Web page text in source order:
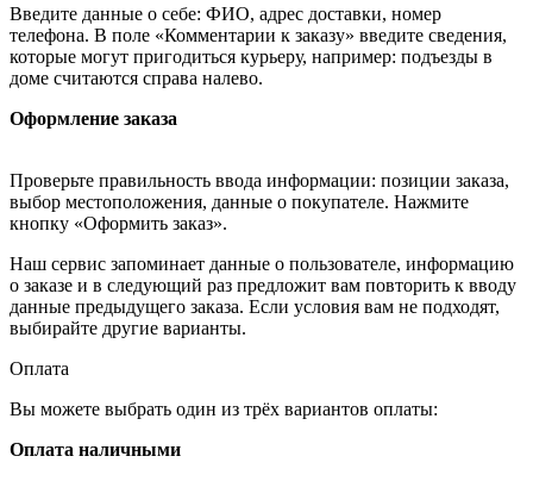
Введите данные о себе: ФИО, адрес доставки, номер
телефона. В поле «Комментарии к заказу» введите сведения,
которые могут пригодиться курьеру, например: подъезды в
доме считаются справа налево.
Оформление заказа
Проверьте правильность ввода информации: позиции заказа,
выбор местоположения, данные о покупателе. Нажмите
кнопку «Оформить заказ».
Наш сервис запоминает данные о пользователе, информацию
о заказе и в следующий раз предложит вам повторить к вводу
данные предыдущего заказа. Если условия вам не подходят,
выбирайте другие варианты.
Оплата
Вы можете выбрать один из трёх вариантов оплаты:
Оплата наличными